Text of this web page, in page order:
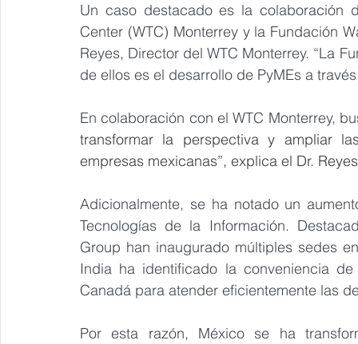
Un caso destacado es la colaboración
Center (WTC) Monterrey y la Fundación
Reyes, Director del WTC Monterrey. “La
de ellos es el desarrollo de PyMEs a
En colaboración con el WTC Monterrey,
transformar la perspectiva y ampliar
empresas mexicanas”, explica el Dr.
Adicionalmente, se ha notado un
Tecnologías de la Información.
Group han inaugurado múltiples sedes
India ha identificado la conveniencia
Canadá para atender eficientemente las
Por esta razón, México se ha